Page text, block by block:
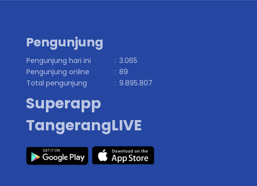
Pengunjung
Pengunjung hari ini : 3.065
Pengunjung online
: 89
Total pengunjung
: 9.895.807
Superapp
TangerangLIVE